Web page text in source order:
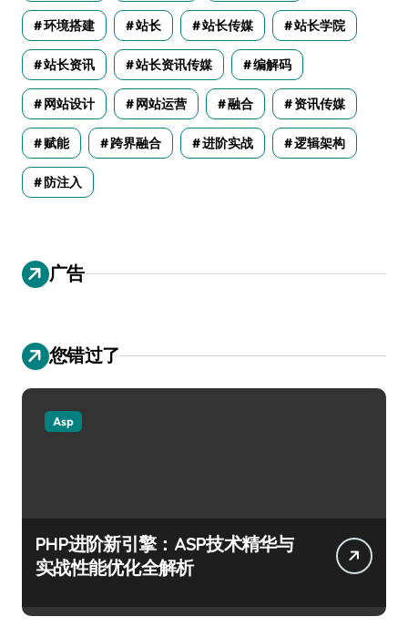
环境搭建 站长 站长传媒 站长学院
站长资讯 站长资讯传媒 编解码
网站设计 网站运营 融合 资讯传媒
赋能 跨界融合 进阶实战 逻辑架构
防注入
广告
您错过了
Asp
PHP进阶新引擎：ASP技术精华与
实战性能优化全解析